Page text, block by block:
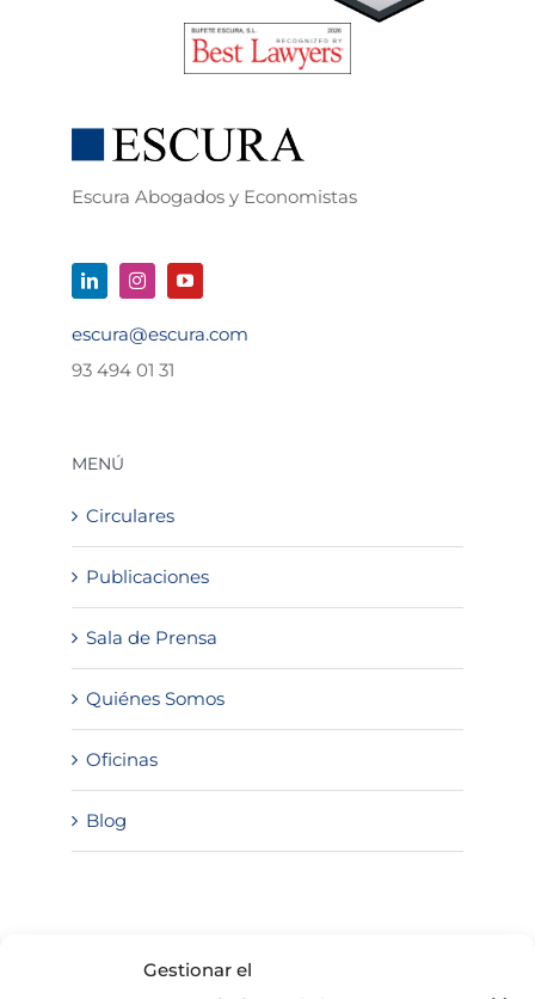
Gestionar el
Escura Abogados y Economistas
escura@escura.com
93 494 01 31
MENÚ
Circulares
Publicaciones
Sala de Prensa
Quiénes Somos
Oficinas
Blog